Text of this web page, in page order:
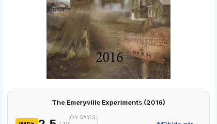
The Emeryville Experiments (2016)
OY SAYISI